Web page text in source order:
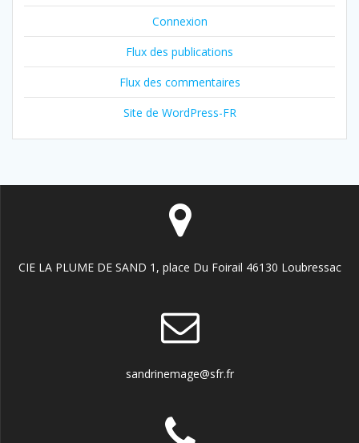
Connexion
Flux des publications
Flux des commentaires
Site de WordPress-FR
CIE LA PLUME DE SAND 1, place Du Foirail 46130 Loubressac
sandrinemage@sfr.fr